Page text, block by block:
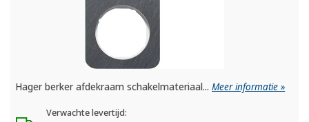
Hager berker afdekraam schakelmateriaal...Meer informatie »
Verwachte levertijd: